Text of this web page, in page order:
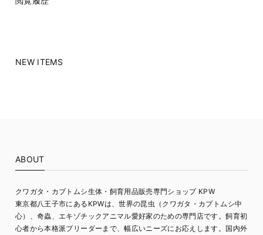
NEW ITEMS
ABOUT
クワガタ・カブトムシ生体・飼育用品販売専門ショップ KPW
東京都八王子市にあるKPWは、世界の昆虫（クワガタ・カブトムシ中
心）、奇蟲、エキゾチックアニマル愛好家のための専門店です。飼育初
心者から本格派ブリーダーまで、幅広いニーズにお応えします。国内外